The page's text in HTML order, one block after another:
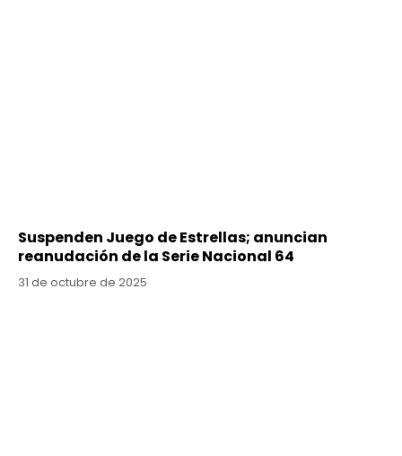
Suspenden Juego de Estrellas; anuncian
reanudación de la Serie Nacional 64
31 de octubre de 2025